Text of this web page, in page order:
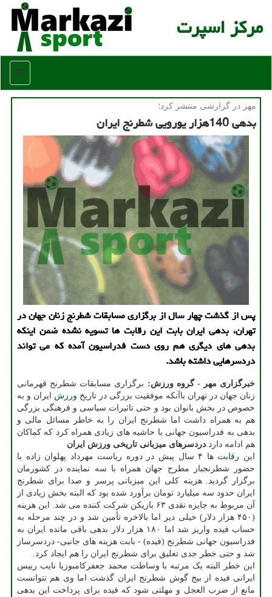
مركز اسپرت
منو
مهر در گزارشی منتشر كرد؛
بدهی 140هزار یورویی شطرنج ایران
پس از گذشت چهار سال از برگزاری مسابقات شطرنج زنان جهان در
تهران، بدهی ایران بابت این رقابت ها تسویه نشده ضمن اینكه
بدهی های دیگری هم روی دست فدراسیون آمده كه می تواند
دردسرهایی داشته باشد.
خبرگزاری مهر - گروه ورزش: برگزاری مسابقات شطرنج قهرمانی
زنان جهان در تهران باآنکه موفقیت بزرگی در تاریخ ورزش ایران و به
خصوص در بخش بانوان بود و حتی تاثیرات سیاسی و فرهنگی بزرگی
هم به همراه داشت اما شطرنج ایران را به خاطر مسائل مالی و
بدهی به فدراسیون جهانی با حاشیه های زیادی همراه کرد که کماکان
هم ادامه دارد.دردسرهای میزبانی تاریخی ورزش ایران
این رقابت
ها ۴ سال پیش در دوره ریاست مهرداد پهلوان زاده با
حضور شطرنجباز مطرح جهان همراه با سه نماینده در کشورمان
برگزار گردید. هزینه کلی این میزبانی پرسر و صدا برای شطرنج
ایران حدود سه میلیارد تومان برآورد شده بود که البته بخش زیادی از
آن مربوط به جایزه نقدی ۶۳ بازیکن شرکت کننده می شد. این هزینه
(۴۵۰ هزار دلار) خیلی دیر اما بالاخره تأمین شد و در چند مرحله به
حساب فیده واریز شد اما ۱۸۰ هزار دلار بدهی باقی مانده ایران به
فدراسیون جهانی شطرنج (فیده) - بابت هزینه های جانبی- دردسرساز
شد و حتی خطر جدی تعلیق برای شطرنج ایران را هم ایجاد کرد.
این خطر البته یک مرتبه با وساطت محمد جعفرکامبوزیا نایب رییس
ایرانی فیده از بیخ گوش شطرنج ایران گذشت اما وی هم نتوانست
مانع از ضرب العجل و مهلتی شود که فیده برای پرداخت این بدهی